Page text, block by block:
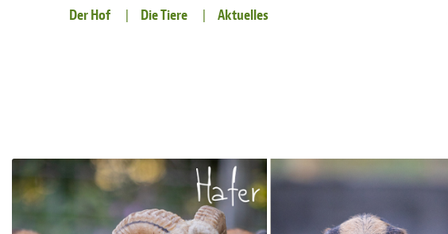
Der Hof Die Tiere Aktuelles